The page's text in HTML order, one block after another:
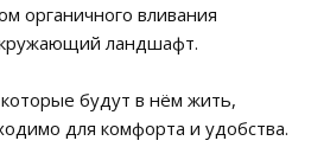
органичного вливания
ландшафт.
будут в нём жить,
для комфорта и удобства.